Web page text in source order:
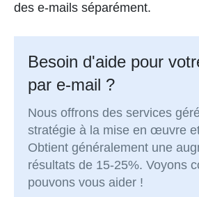
des e-mails séparément.
Besoin d'aide pour
par e-mail ?
Nous offrons des services
stratégie à la mise en œuvre
Obtient généralement une
résultats de 15-25%. Voyons
pouvons vous aider !